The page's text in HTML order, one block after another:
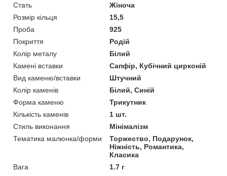
Стать
Жіноча
Розмір кільця
15,5
Проба
925
Покриття
Родій
Колір металу
Білий
Камені вставки
Сапфір, Кубічний цирконій
Вид каменю/вставки
Штучний
Колір каменів
Білий, Синій
Форма каменю
Трикутник
Кількість каменів
1 шт.
Стиль виконання
Мінімалізм
Тематика малюнка/форми
Торжество, Подарунок,
Ніжність, Романтика,
Класика
Вага
1.7 г